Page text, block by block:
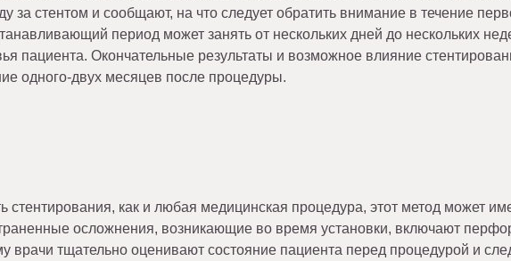
за стентом и сообщают, на что следует обратить внимание в течение
период может занять от нескольких дней до нескольких
пациента. Окончательные результаты и возможное влияние
одного-двух месяцев после процедуры.
стентирования, как и любая медицинская процедура, этот метод может
осложнения, возникающие во время установки, включают
врачи тщательно оценивают состояние пациента перед процедурой и